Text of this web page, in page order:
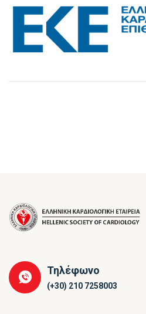
Τηλέφωνο
(+30) 210 7258003